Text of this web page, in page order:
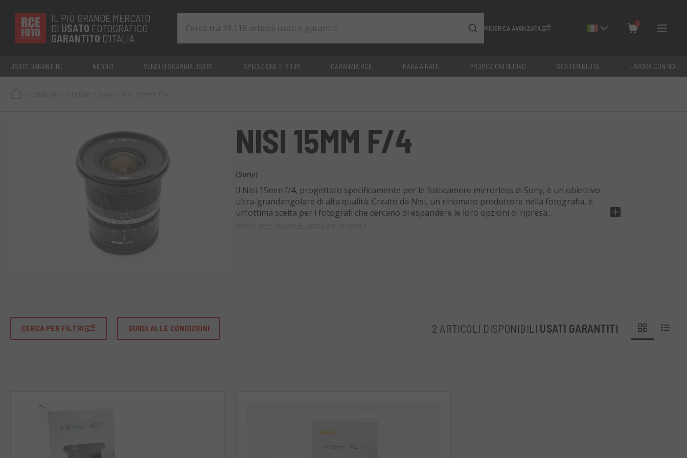
IL PIÙ GRANDE MERCATO
DI USATO FOTOGRAFICO
GARANTITO D’ITALIA
RICERCA AVANZATA
0
Chiudi
USATO GARANTITO NEGOZI VENDI O SCAMBIA USATO SPEDIZIONE E RITIRI GARANZIA RCE PAGA A RATE PROMOZIONI NUOVO SOSTENIBILITÀ LAVORA CON NOI
NISI 15MM F/4
(Sony)
Il Nisi 15mm f/4, progettato specificamente per le fotocamere mirrorless di Sony, è un obiettivo
ultra-grandangolare di alta qualità. Creato da Nisi, un rinomato produttore nella fotografia, è
un'ottima scelta per i fotografi che cercano di espandere le loro opzioni di ripresa.
CERCA PER FILTRI GUIDA ALLE CONDIZIONI 2 ARTICOLI DISPONIBILI USATI GARANTITI